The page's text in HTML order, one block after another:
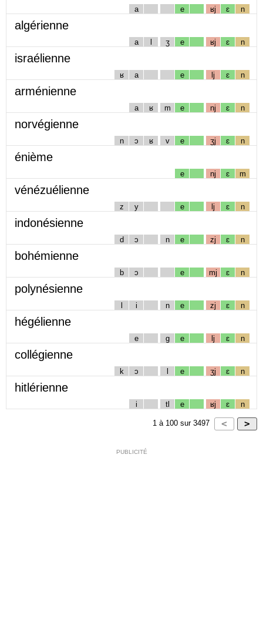
a e ʁj ɛ n
algérienne
a l ʒ e ʁj ɛ n
israélienne
ʁ a e lj ɛ n
arménienne
a ʁ m e nj ɛ n
norvégienne
n ɔ ʁ v e ʒj ɛ n
énième
e nj ɛ m
vénézuélienne
z y e lj ɛ n
indonésienne
d ɔ n e zj ɛ n
bohémienne
b ɔ e mj ɛ n
polynésienne
l i n e zj ɛ n
hégélienne
e g e lj ɛ n
collégienne
k ɔ l e ʒj ɛ n
hitlérienne
i tl e ʁj ɛ n
1 à 100 sur 3497
PUBLICITÉ